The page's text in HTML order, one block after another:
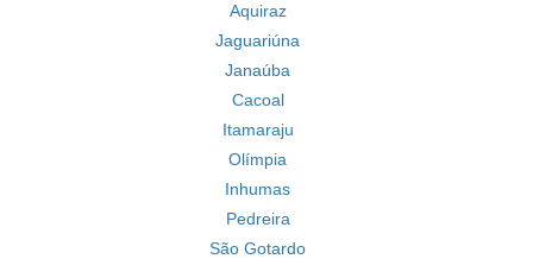
Aquiraz
Jaguariúna
Janaúba
Cacoal
Itamaraju
Olímpia
Inhumas
Pedreira
São Gotardo